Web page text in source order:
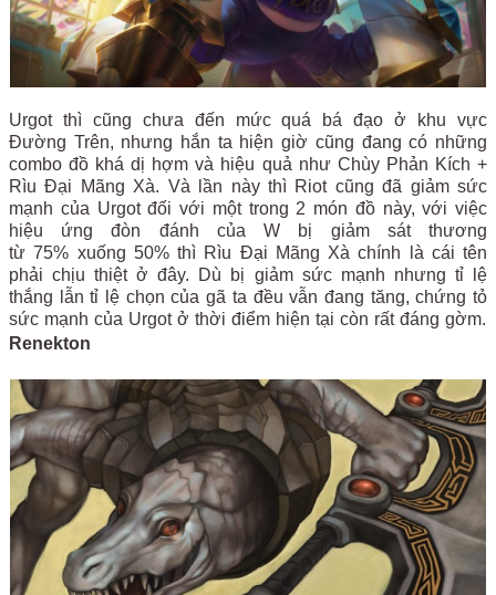
Urgot thì cũng chưa đến mức quá bá đạo ở khu vực
Đường Trên, nhưng hắn ta hiện giờ cũng đang có những
combo đồ khá dị hợm và hiệu quả như Chùy Phản Kích +
Rìu Đại Mãng Xà. Và lần này thì Riot cũng đã giảm sức
mạnh của Urgot đối với một trong 2 món đồ này, với việc
hiệu ứng đòn đánh của W bị giảm sát thương
từ75% xuống 50% thì Rìu Đại Mãng Xà chính là cái tên
phải chịu thiệt ở đây. Dù bị giảm sức mạnh nhưng tỉ lệ
thắng lẫn tỉ lệ chọn của gã ta đều vẫn đang tăng, chứng tỏ
sức mạnh của Urgot ở thời điểm hiện tại còn rất đáng gờm.
Renekton